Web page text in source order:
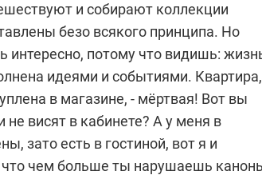
и собирают коллекции
безо всякого принципа. Но
интересно, потому что видишь:
идеями и событиями. Квартира,
в магазине, - мёртвая! Вот вы
висят в кабинете? А у меня в
зато есть в гостиной, вот я и
что чем больше ты нарушаешь